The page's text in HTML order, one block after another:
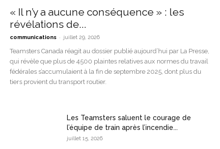
« Il n’y a aucune conséquence » : les
révélations de...
communications - juillet 29, 2026
Teamsters Canada réagit au dossier publié aujourd’hui par La Presse,
qui révèle que plus de 4500 plaintes relatives aux normes du travail
fédérales s’accumulaient à la fin de septembre 2025, dont plus du
tiers provient du transport routier.
Les Teamsters saluent le courage de
l’équipe de train après l’incendie...
juillet 15, 2026